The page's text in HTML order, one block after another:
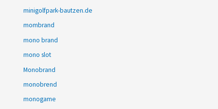
minigolfpark-bautzen.de
mombrand
mono brand
mono slot
Monobrand
monobrend
monogame